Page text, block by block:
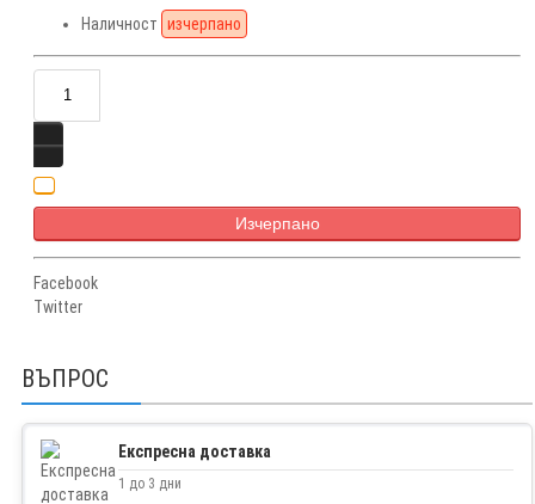
Наличност изчерпано
Изчерпано
Facebook
Twitter
ВЪПРОС
Експресна доставка
1 до 3 дни